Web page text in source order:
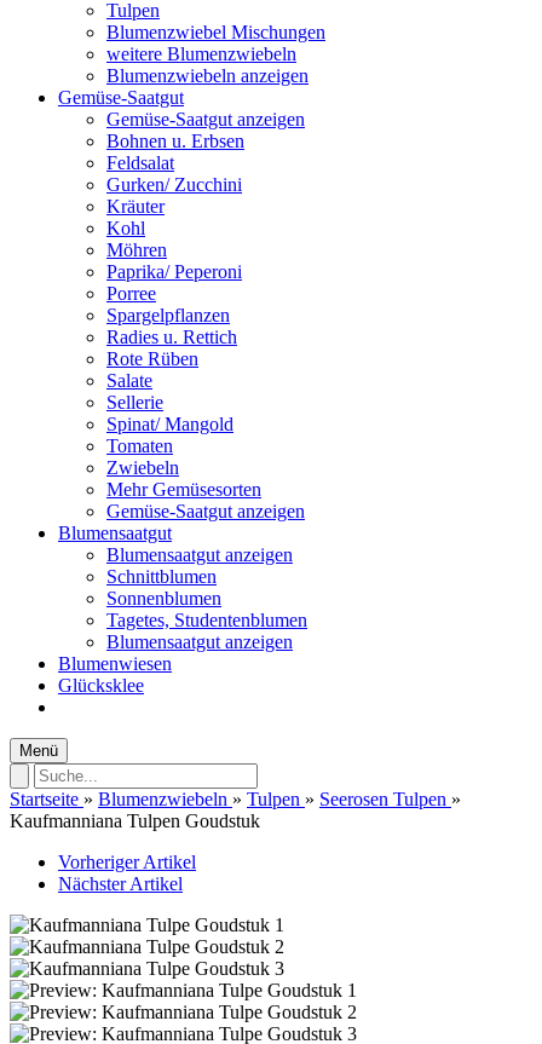
Tulpen
Blumenzwiebel Mischungen
weitere Blumenzwiebeln
Blumenzwiebeln anzeigen
Gemüse-Saatgut
Gemüse-Saatgut anzeigen
Bohnen u. Erbsen
Feldsalat
Gurken/ Zucchini
Kräuter
Kohl
Möhren
Paprika/ Peperoni
Porree
Spargelpflanzen
Radies u. Rettich
Rote Rüben
Salate
Sellerie
Spinat/ Mangold
Tomaten
Zwiebeln
Mehr Gemüsesorten
Gemüse-Saatgut anzeigen
Blumensaatgut
Blumensaatgut anzeigen
Schnittblumen
Sonnenblumen
Tagetes, Studentenblumen
Blumensaatgut anzeigen
Blumenwiesen
Glücksklee
Menü
Startseite » Blumenzwiebeln » Tulpen » Seerosen Tulpen »
Kaufmanniana Tulpen Goudstuk
Vorheriger Artikel
Nächster Artikel